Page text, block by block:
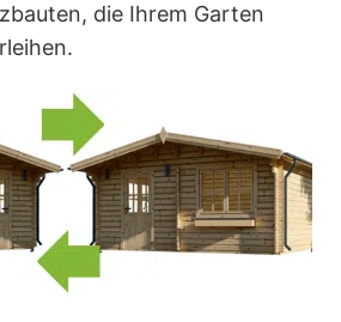
die Ihrem Garten